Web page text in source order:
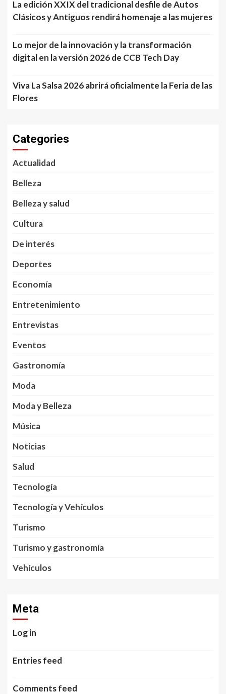
La edición XXIX del tradicional desfile de Autos
Clásicos y Antiguos rendirá homenaje a las mujeres
Lo mejor de la innovación y la transformación
digital en la versión 2026 de CCB Tech Day
Viva La Salsa 2026 abrirá oficialmente la Feria de las
Flores
Categories
Actualidad
Belleza
Belleza y salud
Cultura
De interés
Deportes
Economía
Entretenimiento
Entrevistas
Eventos
Gastronomía
Moda
Moda y Belleza
Música
Noticias
Salud
Tecnología
Tecnología y Vehículos
Turismo
Turismo y gastronomía
Vehículos
Meta
Log in
Entries feed
Comments feed